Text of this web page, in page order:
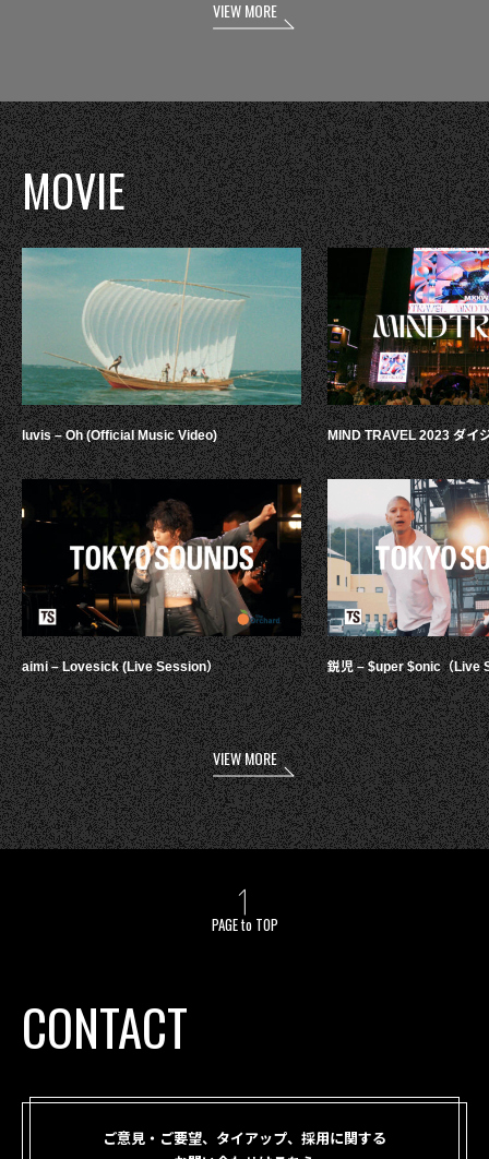
VIEW MORE
MOVIE
luvis – Oh (Official Music Video)
aimi – Lovesick (Live Session）
MIND TRAVEL 2023 ダイ
鋭児 – $uper $onic（Live
VIEW MORE
PAGE to TOP
CONTACT
ご意見・ご要望、タイアップ、採用に関する